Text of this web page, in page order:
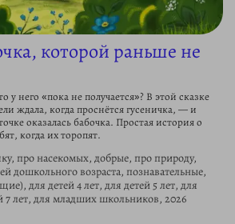
которой раньше не
у него «пока не получается»? В этой сказке
ждала, когда проснётся гусеничка, — и
оказалась бабочка. Простая история о
когда их торопят.
про насекомых, добрые, про природу,
дошкольного возраста, познавательные,
для детей 4 лет, для детей 5 лет, для
7 лет, для младших школьников, 2026